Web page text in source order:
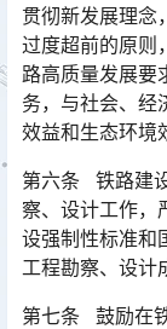
贯彻新发展理念
过度超前的原则
路高质量发展要
务，与社会、经
效益和生态环境
第六条 铁路建
察、设计工作，
设强制性标准和
工程勘察、设计
第七条 鼓励在